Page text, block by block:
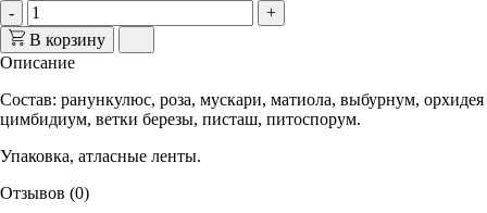
-
+
В корзину
Описание
Состав: ранункулюс, роза, мускари, матиола, выбурнум, орхидея
цимбидиум, ветки березы, писташ, питоспорум.
Упаковка, атласные ленты.
Отзывов (0)